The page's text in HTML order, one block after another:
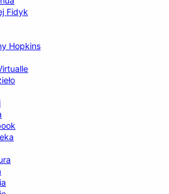
Fidyk
Hopkins